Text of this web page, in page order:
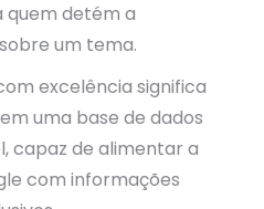
quem detém a
um tema.
excelência significa
uma base de dados
capaz de alimentar a
com informações